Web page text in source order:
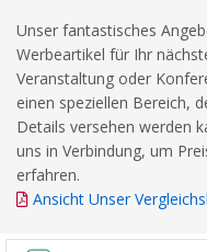
Unser fantastisches
Werbeartikel für Ihr
Veranstaltung oder
einen speziellen Bereich,
Details versehen werden
uns in Verbindung, um
erfahren.
Ansicht Unser